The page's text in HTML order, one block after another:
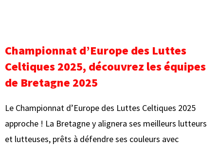
Championnat d’Europe des Luttes
Celtiques 2025, découvrez les équipes
de Bretagne 2025
Le Championnat d’Europe des Luttes Celtiques 2025
approche ! La Bretagne y alignera ses meilleurs lutteurs
et lutteuses, prêts à défendre ses couleurs avec